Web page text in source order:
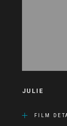
JULIE
FILM